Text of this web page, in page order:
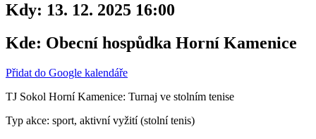
Kdy: 13. 12. 2025 16:00
Kde: Obecní hospůdka Horní Kamenice
Přidat do Google kalendáře
TJ Sokol Horní Kamenice: Turnaj ve stolním tenise
Typ akce: sport, aktivní vyžití (stolní tenis)